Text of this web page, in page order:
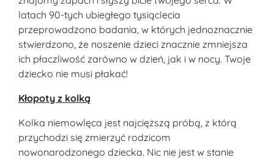
latach 90-tych ubiegłego tysiąclecia
przeprowadzono badania, w których jednoznacznie
stwierdzono, że noszenie dzieci znacznie zmniejsza
ich płaczliwość zarówno w dzień, jak i w nocy. Twoje
dziecko nie musi płakać!
Kłopoty z kolką
Kolka niemowlęca jest najcięższą próbą, z którą
przychodzi się zmierzyć rodzicom
nowonarodzonego dziecka. Nic nie jest w stanie